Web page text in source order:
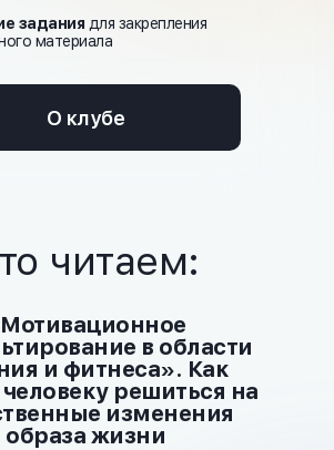
О клубе
задания для закрепления
материала
читаем:
в области
и фитнеса». Как
решиться на
изменения
образа жизни